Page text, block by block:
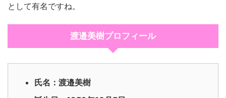
として有名ですね。
渡邉美樹プロフィール
氏名：渡邉美樹